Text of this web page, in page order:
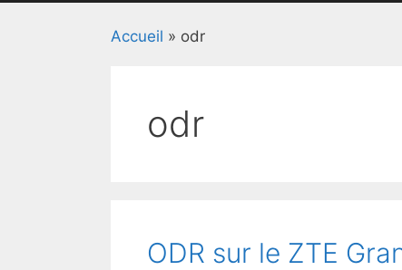
Accueil » odr
odr
ODR sur le ZTE